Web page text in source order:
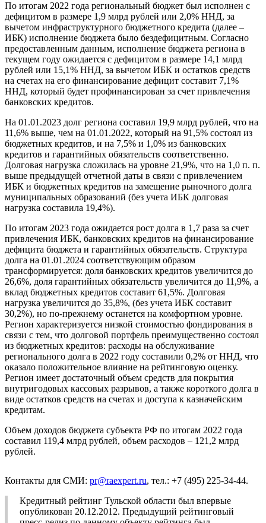
По итогам 2022 года региональный бюджет был исполнен с
дефицитом в размере 1,9 млрд рублей или 2,0% ННД, за
вычетом инфраструктурного бюджетного кредита (далее –
ИБК) исполнение бюджета было бездефицитным. Согласно
предоставленным данным, исполнение бюджета региона в
текущем году ожидается с дефицитом в размере 14,1 млрд
рублей или 15,1% ННД, за вычетом ИБК и остатков средств
на счетах на его финансирование дефицит составит 7,1%
ННД, который будет профинансирован за счет привлечения
банковских кредитов.
На 01.01.2023 долг региона составил 19,9 млрд рублей, что на
11,6% выше, чем на 01.01.2022, который на 91,5% состоял из
бюджетных кредитов, и на 7,5% и 1,0% из банковских
кредитов и гарантийных обязательств соответственно.
Долговая нагрузка сложилась на уровне 21,9%, что на 1,0 п. п.
выше предыдущей отчетной даты в связи с привлечением
ИБК и бюджетных кредитов на замещение рыночного долга
муниципальных образований (без учета ИБК долговая
нагрузка составила 19,4%).
По итогам 2023 года ожидается рост долга в 1,7 раза за счет
привлечения ИБК, банковских кредитов на финансирование
дефицита бюджета и гарантийных обязательств. Структура
долга на 01.01.2024 соответствующим образом
трансформируется: доля банковских кредитов увеличится до
26,6%, доля гарантийных обязательств увеличится до 11,9%, а
вклад бюджетных кредитов составит 61,5%. Долговая
нагрузка увеличится до 35,8%, (без учета ИБК составит
30,2%), но по-прежнему останется на комфортном уровне.
Регион характеризуется низкой стоимостью фондирования в
связи с тем, что долговой портфель преимущественно состоял
из бюджетных кредитов: расходы на обслуживание
регионального долга в 2022 году составили 0,2% от ННД, что
оказало положительное влияние на рейтинговую оценку.
Регион имеет достаточный объем средств для покрытия
внутригодовых кассовых разрывов, а также короткого долга в
виде остатков средств на счетах и доступа к казначейским
кредитам.
Объем доходов бюджета субъекта РФ по итогам 2022 года
составил 119,4 млрд рублей, объем расходов – 121,2 млрд
рублей.
Контакты для СМИ: pr@raexpert.ru, тел.: +7 (495) 225-34-44.
Кредитный рейтинг Тульской области был впервые
опубликован 20.12.2012. Предыдущий рейтинговый